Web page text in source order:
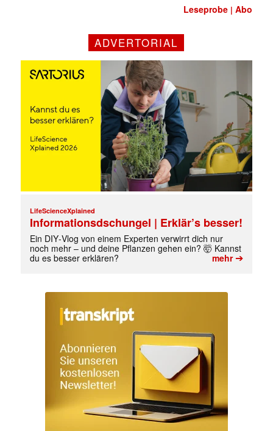
Leseprobe |Abo
ADVERTORIAL
LifeScienceXplained
Informationsdschungel | Erklär’s besser!
Ein DIY‑Vlog von einem Experten verwirrt dich nur
noch mehr – und deine Pflanzen gehen ein? 🤯 Kannst
du es besser erklären?
mehr➔